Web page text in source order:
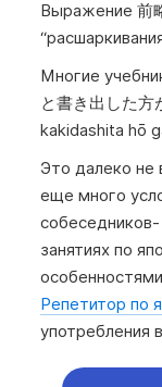
Выражение 前
Многие
と書き出した方
kakidashita hō
Это далеко не
еще много
собеседников-
занятиях по
Репетитор по
употребления